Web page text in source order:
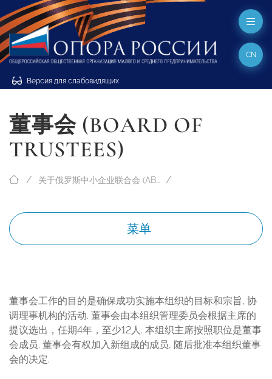
Версия для слабовидящих
CN
董事会 (BOARD OF
TRUSTEES)
关于俄罗斯中小企业联合会 (ABOUT “OPORA RUSSIA”)
菜单
董事会工作的目的是确保成功实施本组织的目标和宗旨, 协
调理事机构的活动. 董事会由本组织管理委员会根据主席的
提议选出，任期4年，至少12人. 本组织主席按照职位是董事
会成员. 董事会有权加入新组成的成员, 随后批准本组织董事
会的决定.